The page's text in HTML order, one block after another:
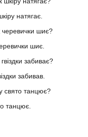
натягає.
шиє?
шиє.
забиває?
забивав.
свято танцює?
танцює.